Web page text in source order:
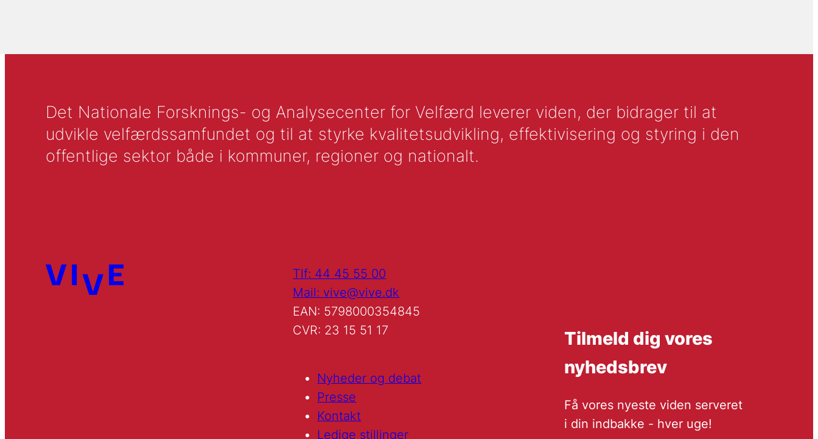
Det Nationale Forsknings- og Analysecenter for Velfærd leverer viden, der bidrager til at
udvikle velfærdssamfundet og til at styrke kvalitetsudvikling, effektivisering og styring i den
offentlige sektor både i kommuner, regioner og nationalt.
Tlf: 44 45 55 00
Mail: vive@vive.dk
EAN: 5798000354845
CVR: 23 15 51 17
Nyheder og debat
Presse
Kontakt
Ledige stillinger
Tilmeld dig vores
nyhedsbrev
Få vores nyeste viden serveret
i din indbakke - hver uge!